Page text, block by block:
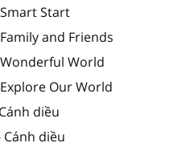
Start
and Friends
World
Our World
diều
Cánh diều